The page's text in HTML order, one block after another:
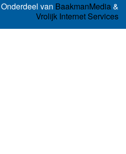
van BaakmanMedia&
Vrolijk Internet Services